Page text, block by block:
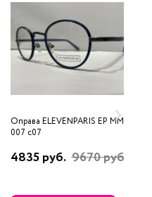
Оправа ELEVENPARIS EP MM
007 c07
4835 руб. 9670 руб.